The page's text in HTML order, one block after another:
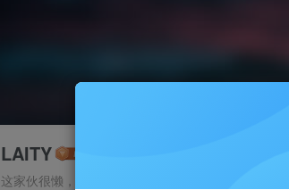
LAITY
这家伙很懒，什么都没有写...